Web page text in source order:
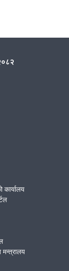
कार्यालय
मन्त्रालय